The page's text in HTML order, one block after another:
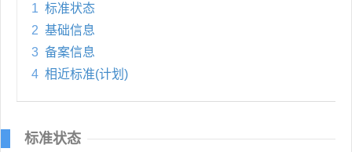
1 标准状态
2 基础信息
3 备案信息
4 相近标准(计划)
标准状态